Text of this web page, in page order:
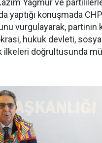
Kazım Yağmur ve
yaptığı konuşmada
vurgulayarak, partinin
hukuk devleti,
ilkeleri doğrultusunda